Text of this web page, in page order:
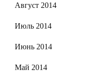
Август 2014
Июль 2014
Июнь 2014
Май 2014